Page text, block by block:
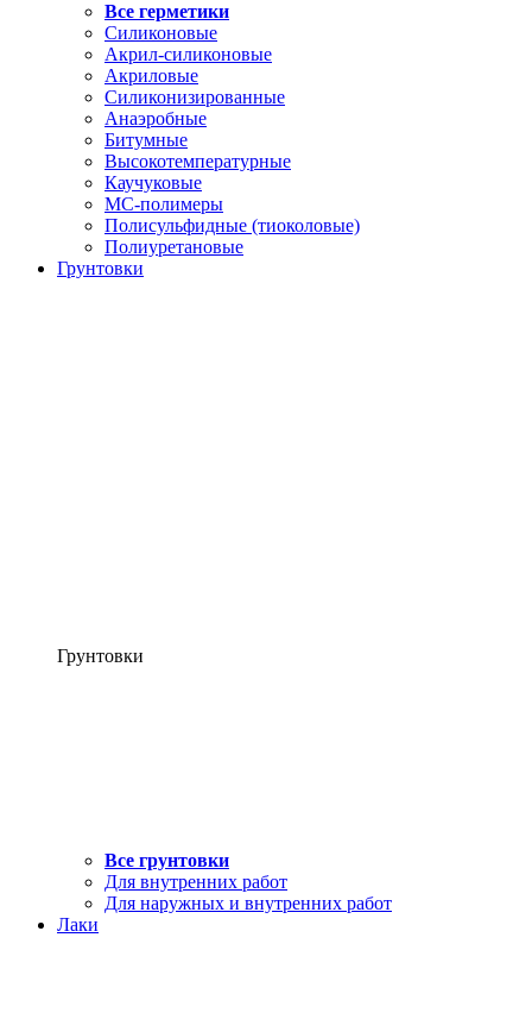
Все герметики
Силиконовые
Акрил-силиконовые
Акриловые
Силиконизированные
Анаэробные
Битумные
Высокотемпературные
Каучуковые
МС-полимеры
Полисульфидные (тиоколовые)
Полиуретановые
Грунтовки
Грунтовки
Все грунтовки
Для внутренних работ
Для наружных и внутренних работ
Лаки